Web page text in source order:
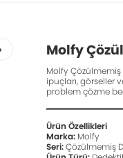
Molfy
Molfy
ipuçları, görseller
problem çözme
Ürün Özellikleri
Marka:Molfy
Seri:Çözülmemiş